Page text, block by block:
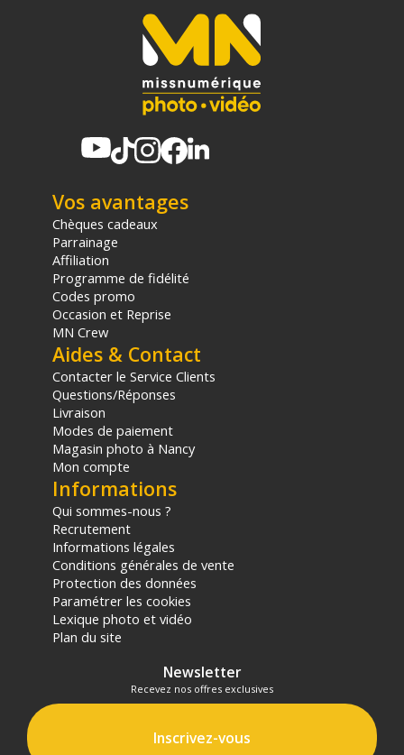
Vos avantages
Chèques cadeaux
Parrainage
Affiliation
Programme de fidélité
Codes promo
Occasion et Reprise
MN Crew
Aides & Contact
Contacter le Service Clients
Questions/Réponses
Livraison
Modes de paiement
Magasin photo à Nancy
Mon compte
Informations
Qui sommes-nous ?
Recrutement
Informations légales
Conditions générales de vente
Protection des données
Paramétrer les cookies
Lexique photo et vidéo
Plan du site
Newsletter
Recevez nos offres exclusives
Inscrivez-vous